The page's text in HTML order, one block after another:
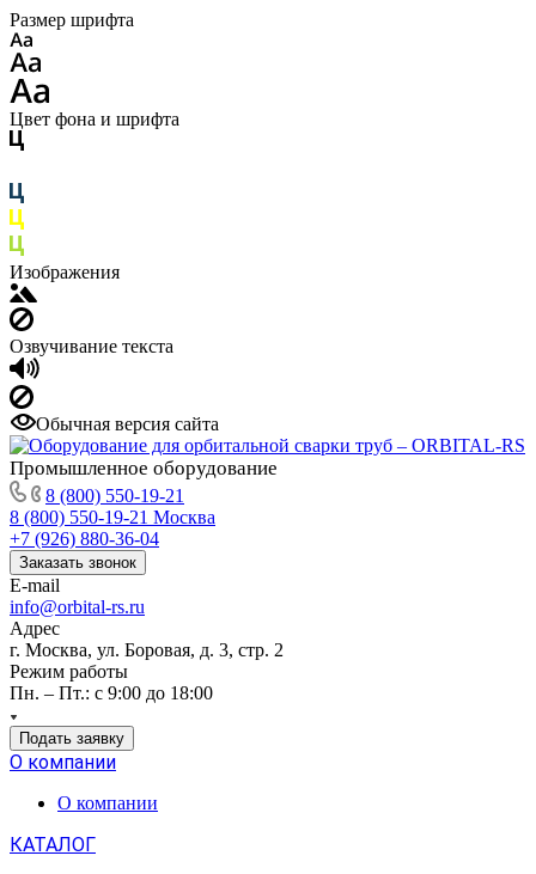
Размер шрифта
Цвет фона и шрифта
Изображения
Озвучивание текста
Обычная версия сайта
Промышленное оборудование
8 (800) 550-19-21
8 (800) 550-19-21 Москва
+7 (926) 880-36-04
Заказать звонок
E-mail
info@orbital-rs.ru
Адрес
г. Москва, ул. Боровая, д. 3, стр. 2
Режим работы
Пн. – Пт.: с 9:00 до 18:00
Подать заявку
О компании
О компании
КАТАЛОГ